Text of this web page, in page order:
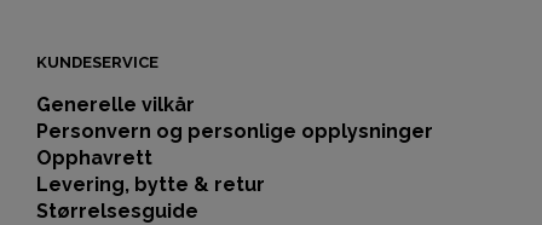
KUNDESERVICE
Generelle vilkår
Personvern og personlige opplysninger
Opphavrett
Levering, bytte & retur
Størrelsesguide